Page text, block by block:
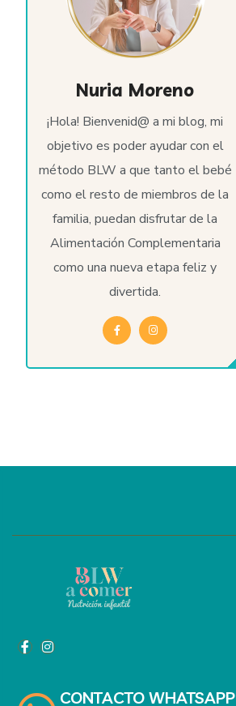
Nuria Moreno
¡Hola! Bienvenid@ a mi blog, mi
objetivo es poder ayudar con el
método BLW a que tanto el bebé
como el resto de miembros de la
familia, puedan disfrutar de la
Alimentación Complementaria
como una nueva etapa feliz y
divertida.
CONTACTO WHATSAPP